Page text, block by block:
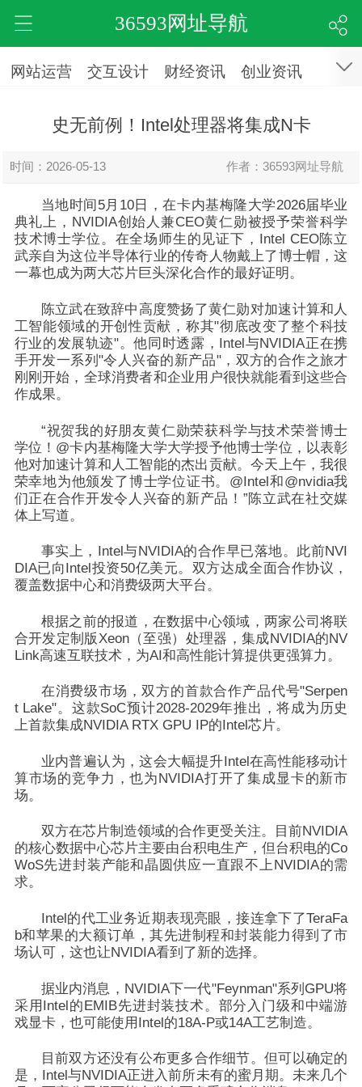
36593网址导航
网站运营 交互设计 财经资讯 创业资讯
史无前例！Intel处理器将集成N卡
时间：2026-05-13 作者：36593网址导航
当地时间5月10日，在卡内基梅隆大学2026届毕业
典礼上， NVIDIA创始人兼CEO黄仁勋被授予荣誉科学
技术博士学位。在全场师生的见证下，Intel CEO陈立
武亲自为这位半导体行业的传奇人物戴上了博士帽，这
一幕也成为两大芯片巨头深化合作的最好证明。
陈立武在致辞中高度赞扬了黄仁勋对加速计算和人
工智能领域的开创性贡献，称其"彻底改变了整个科技
行业的发展轨迹"。他同时透露，Intel与NVIDIA正在携
手开发一系列"令人兴奋的新产品"，双方的合作之旅才
刚刚开始，全球消费者和企业用户很快就能看到这些合
作成果。
“祝贺我的好朋友黄仁勋荣获科学与技术荣誉博士
学位！@卡内基梅隆大学大学授予他博士学位，以表彰
他对加速计算和人工智能的杰出贡献。今天上午，我很
荣幸地为他颁发了博士学位证书。@Intel和@nvidia我
们正在合作开发令人兴奋的新产品！”陈立武在社交媒
体上写道。
事实上，Intel与NVIDIA的合作早已落地。此前NVI
DIA已向Intel投资50亿美元。双方达成全面合作协议，
覆盖数据中心和消费级两大平台。
根据之前的报道，在数据中心领域，两家公司将联
合开发定制版Xeon（至强）处理器，集成NVIDIA的NV
Link高速互联技术，为AI和高性能计算提供更强算力。
在消费级市场，双方的首款合作产品代号"Serpen
t Lake"。这款SoC预计2028-2029年推出，将成为历史
上首款集成NVIDIA RTX GPU IP的Intel芯片。
业内普遍认为，这会大幅提升Intel在高性能移动计
算市场的竞争力，也为NVIDIA打开了集成显卡的新市
场。
双方在芯片制造领域的合作更受关注。目前NVIDIA
的核心数据中心芯片主要由台积电生产，但台积电的Co
WoS先进封装产能和晶圆供应一直跟不上NVIDIA的需
求。
Intel的代工业务近期表现亮眼，接连拿下了TeraFa
b和苹果的大额订单，其先进制程和封装能力得到了市
场认可，这也让NVIDIA看到了新的选择。
据业内消息， NVIDIA下一代"Feynman"系列GPU将
采用Intel的EMIB先进封装技术。部分入门级和中端游
戏显卡，也可能使用Intel的18A-P或14A工艺制造。
目前双方还没有公布更多合作细节。但可以确定的
是，Intel与NVIDIA正进入前所未有的蜜月期。未来几个